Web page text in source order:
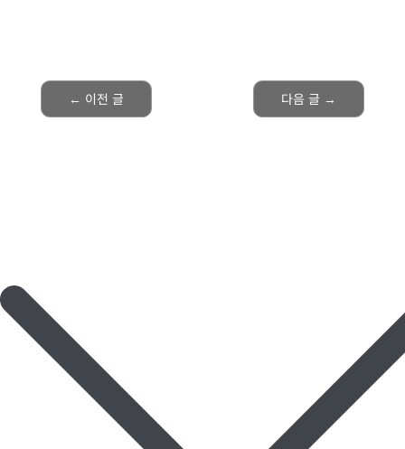
← 이전 글 다음 글 →